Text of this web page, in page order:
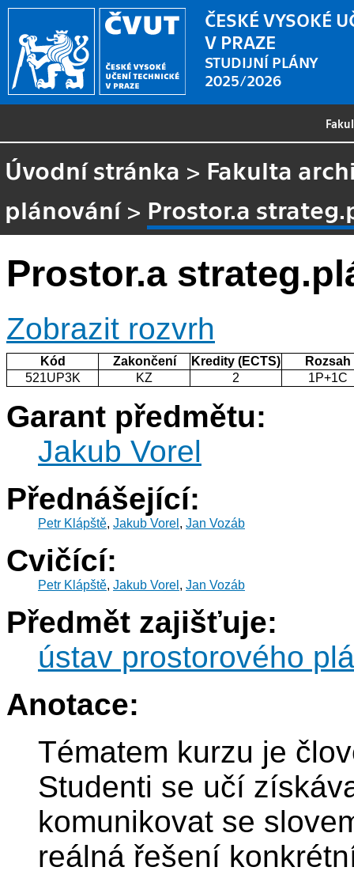
ČESKÉ VYSOKÉ
V PRAZE
STUDIJNÍ PLÁNY
2025/2026
Úvodní stránka > Fakulta
plánování> Prostor.a
Prostor.a
Zobrazit rozvrh
Kód Zakončení Kredity (ECTS)
Rozsah
521UP3K
KZ 2 1P+1C
Garant předmětu:
Jakub Vorel
Přednášející:
Petr Klápště, Jakub Vorel , Jan Vozáb
Cvičící:
Petr Klápště, Jakub Vorel , Jan Vozáb
Předmět zajišťuje:
ústav prostorového
Anotace:
Tématem kurzu je
Studenti se učí
komunikovat se
reálná řešení